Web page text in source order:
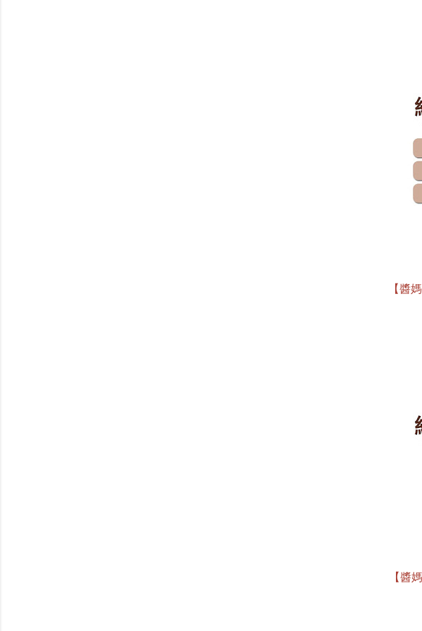
【醬
【醬